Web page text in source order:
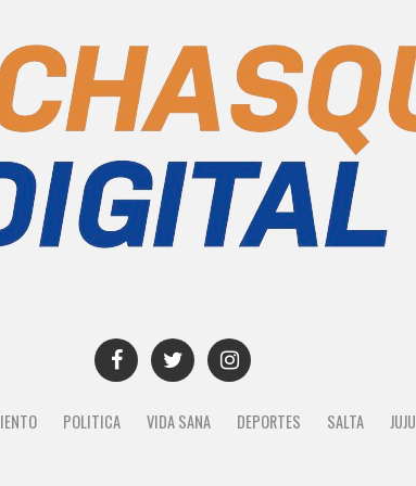
POLITICA VIDA SANA DEPORTES SALTA